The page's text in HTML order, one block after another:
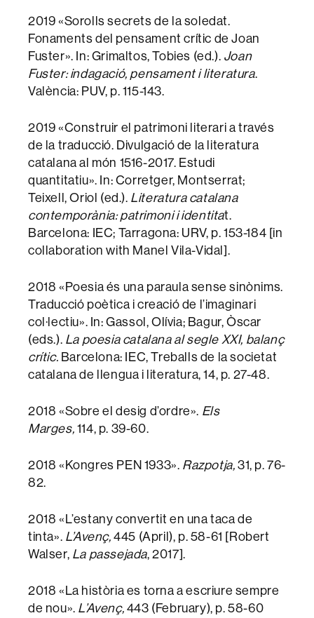
2019 «Sorolls secrets de la soledat.
Fonaments del pensament crític de Joan
Fuster». In: Grimaltos, Tobies (ed.). Joan
Fuster: indagació, pensament i literatura.
València: PUV, p. 115-143.
2019 «Construir el patrimoni literari a través
de la traducció. Divulgació de la literatura
catalana al món 1516-2017. Estudi
quantitatiu». In: Corretger, Montserrat;
Teixell, Oriol (ed.). Literatura catalana
contemporània: patrimoni i identitat.
Barcelona: IEC; Tarragona: URV, p. 153-184 [in
collaboration with Manel Vila-Vidal].
2018 «Poesia és una paraula sense sinònims.
Traducció poètica i creació de l’imaginari
col·lectiu». In: Gassol, Olívia; Bagur, Òscar
(eds.). La poesia catalana al segle XXI, balanç
crític. Barcelona: IEC, Treballs de la societat
catalana de llengua i literatura, 14, p. 27-48.
2018 «Sobre el desig d’ordre». Els
Marges, 114, p. 39-60.
2018 «Kongres PEN 1933». Razpotja, 31, p. 76-
82.
2018 «L’estany convertit en una taca de
tinta». L’Avenç, 445 (April), p. 58-61 [Robert
Walser, La passejada, 2017].
2018 «La història es torna a escriure sempre
de nou». L’Avenç, 443 (February), p. 58-60